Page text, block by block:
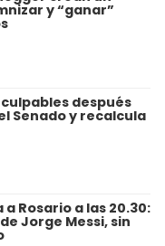
y “ganar”
después
Senado y recalcula
a Rosario a las 20.30:
Jorge Messi, sin